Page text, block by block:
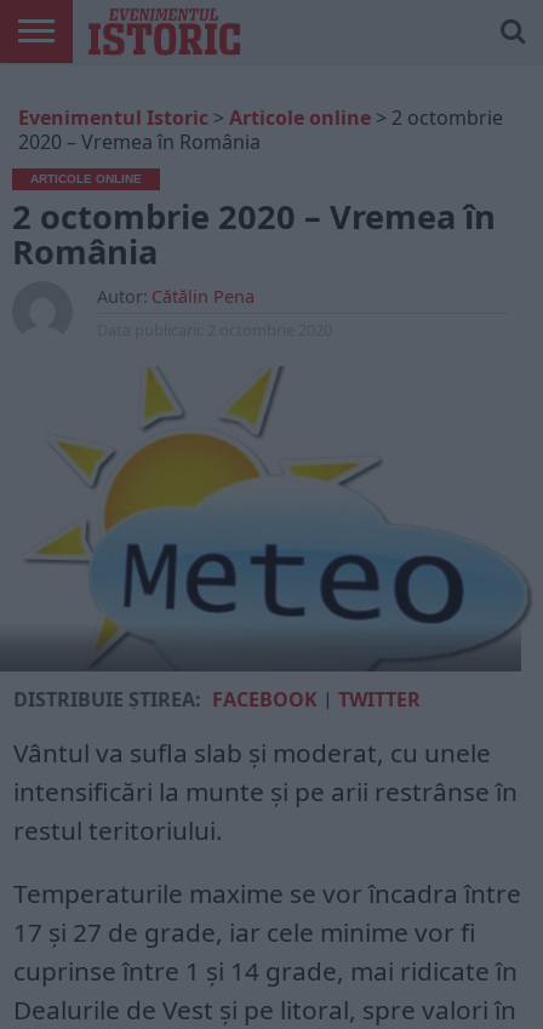
ONLINE
EDIȚII
TIPĂRITE
ISTORIC
PLAY
CONTUL
MEU
Evenimentul Istoric > Articole online > 2 octombrie
2020 – Vremea în România
ARTICOLE ONLINE
2 octombrie 2020 – Vremea în
România
Autor: Cătălin Pena
DISTRIBUIE ȘTIREA: FACEBOOK |TWITTER
Vântul va sufla slab și moderat, cu unele
intensificări la munte și pe arii restrânse în
restul teritoriului.
Temperaturile maxime se vor încadra între
17 și 27 de grade, iar cele minime vor fi
cuprinse între 1 și 14 grade, mai ridicate în
Dealurile de Vest și pe litoral, spre valori în